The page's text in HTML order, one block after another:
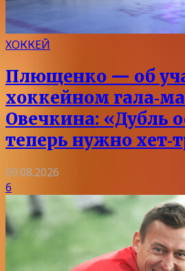
ХОККЕЙ
Плющенко — об
хоккейном
Овечкина: «Дубль
теперь нужно
09.08.2026
6